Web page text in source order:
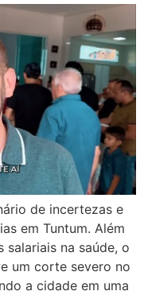
de incertezas e
em Tuntum. Além
salariais na saúde, o
um corte severo no
a cidade em uma